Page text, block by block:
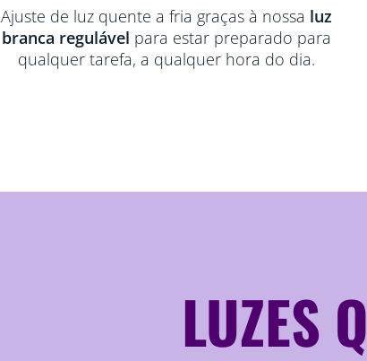
Ajuste de luz quente a fria graças à nossa luz
branca regulável para estar preparado para
qualquer tarefa, a qualquer hora do dia.
LUZES